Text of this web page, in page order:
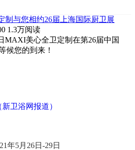
制与您相约26届上海国际厨卫展
1.3万阅读
MAXI美心全卫定制在第26届中国
候您的到来！
新卫浴网报道）
年5月26日-29日